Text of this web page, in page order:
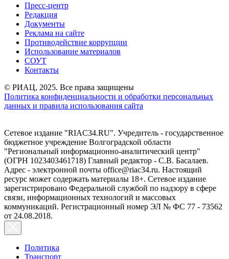
Пресс-центр
Редакция
Документы
Реклама на сайте
Противодействие коррупции
Использование материалов
СОУТ
Контакты
© РИАЦ, 2025. Все права защищены
Политика конфиденциальности и обработки персональных
данных и правила использования сайта
Сетевое издание "RIAC34.RU". Учредитель - государственное
бюджетное учреждение Волгоградской области
"Региональный информационно-аналитический центр"
(ОГРН 1023403461718) Главный редактор - С.В. Басалаев.
Адрес - электронной почты office@riac34.ru. Настоящий
ресурс может содержать материалы 18+. Сетевое издание
зарегистрировано Федеральной службой по надзору в сфере
связи, информационных технологий и массовых
коммуникаций. Регистрационный номер ЭЛ № ФС 77 - 73562
от 24.08.2018.
Политика
Транспорт